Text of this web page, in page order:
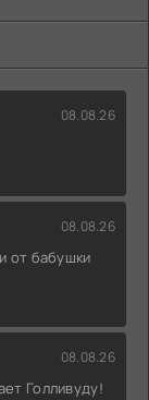
08.08.26
08.08.26
от бабушки
08.08.26
Голливуду!